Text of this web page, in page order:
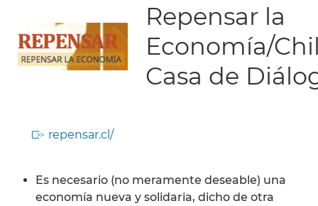
Repensar la
Economía/
Casa de
repensar.cl/
Es necesario (no meramente deseable) una
economía nueva y solidaria, dicho de otra